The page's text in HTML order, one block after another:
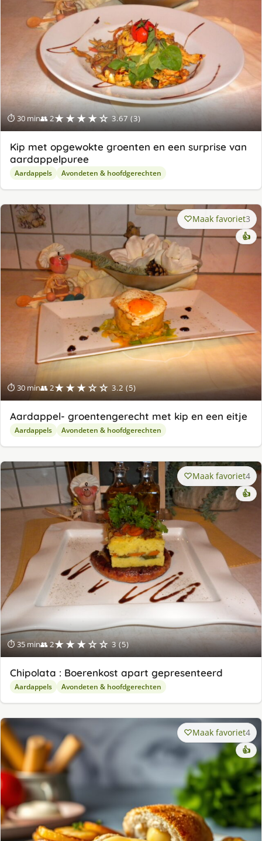
⏱ 30 min👥 2★★★★☆ 3.67 (3)
Kip met opgewokte groenten en een surprise van
aardappelpuree
Aardappels Avondeten & hoofdgerechten
⏱ 30 min👥 2★★★☆☆ 3.2 (5)
Maak favoriet3
👍
Aardappel- groentengerecht met kip en een eitje
Aardappels Avondeten & hoofdgerechten
⏱ 35 min👥 2★★★☆☆ 3 (5)
Maak favoriet4
👍
Chipolata : Boerenkost apart gepresenteerd
Aardappels Avondeten & hoofdgerechten
Maak favoriet4
👍